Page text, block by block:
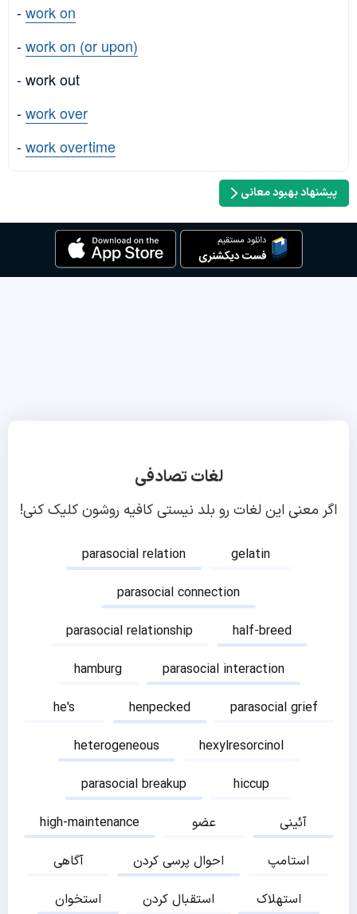
-work on
-work on (or upon)
- work out
-work over
-work overtime
پیشنهاد بهبود معانی
لغات تصادفی
اگر معنی این لغات رو بلد نیستی کافیه روشون کلیک کنی!
parasocial relation
gelatin
parasocial connection
parasocial relationship
half-breed
hamburg
parasocial interaction
he's
henpecked
parasocial grief
heterogeneous
hexylresorcinol
parasocial breakup
hiccup
high-maintenance
عضو
آئینی
آگاهی
احوال پرسی کردن
استامپ
استخوان
استقبال کردن
استهلاک